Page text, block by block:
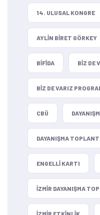
14. ULUSAL KONGRE
AYLIN BIRET GÖRKEY
BIFIDA BIZ DE
BIZ DE VARIZ
CBÜ
DAYANIŞMA
ENGELLI KARTI
IZMIR DAYANIŞMA
IZMIR ETKINLIK